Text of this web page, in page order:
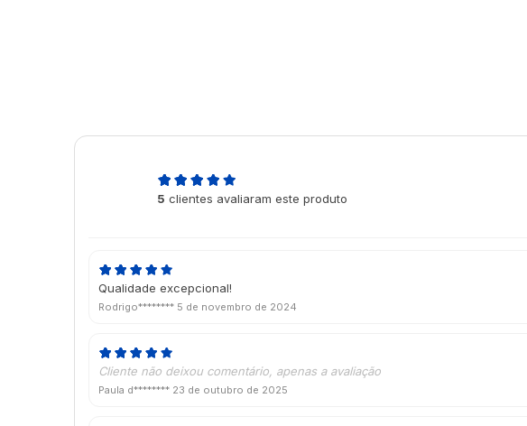
5 clientes avaliaram este produto
Qualidade excepcional!
Rodrigo******** 5 de novembro de 2024
Cliente não deixou comentário, apenas a avaliação
Paula d******** 23 de outubro de 2025